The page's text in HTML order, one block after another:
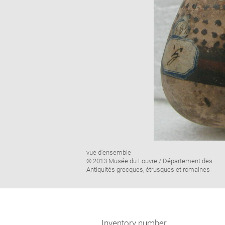
Image
caption:
vue d'ensemble
© 2013 Musée du Louvre / Département des
Antiquités grecques, étrusques et romaines